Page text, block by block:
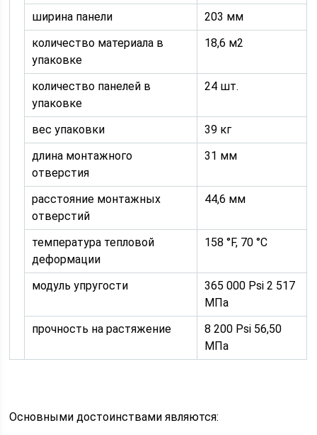
ширина панели
203 мм
количество материала в
упаковке
18,6 м2
количество панелей в
упаковке
24 шт.
вес упаковки
39 кг
длина монтажного
отверстия
31 мм
расстояние монтажных
отверстий
44,6 мм
температура тепловой
деформации
158 °F, 70 °С
модуль упругости
365 000 Psi 2 517
МПа
прочность на растяжение
8 200 Psi 56,50
МПа
Основными достоинствами являются: